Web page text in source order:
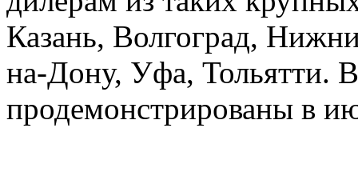
Казань, Волгоград,
на-Дону, Уфа, Тольятти.
продемонстрированы в